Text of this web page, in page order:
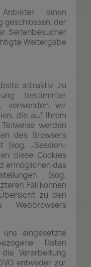
einen
der
Seitenbesucher
Weitergabe
attraktiv zu
bestimmter
verwenden wir
die auf Ihrem
werden
des Browsers
(sog. „Session-
diese Cookies
ermöglichen das
(sog.
Fall können
zu den
Webbrowsers
eingesetzte
Daten
Verarbeitung
entweder zur